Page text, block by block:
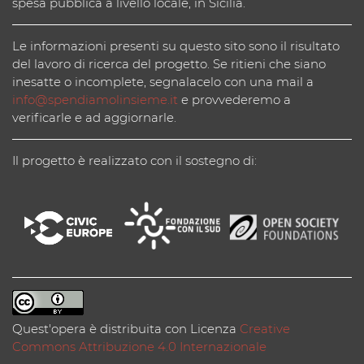
Le informazioni presenti su questo sito sono il risultato
del lavoro di ricerca del progetto. Se ritieni che siano
inesatte o incomplete, segnalacelo con una mail a
info@spendiamolinsieme.it e provvederemo a
verificarle e ad aggiornarle.
Il progetto è realizzato con il sostegno di:
Quest'opera è distribuita con Licenza Creative
Commons Attribuzione 4.0 Internazionale